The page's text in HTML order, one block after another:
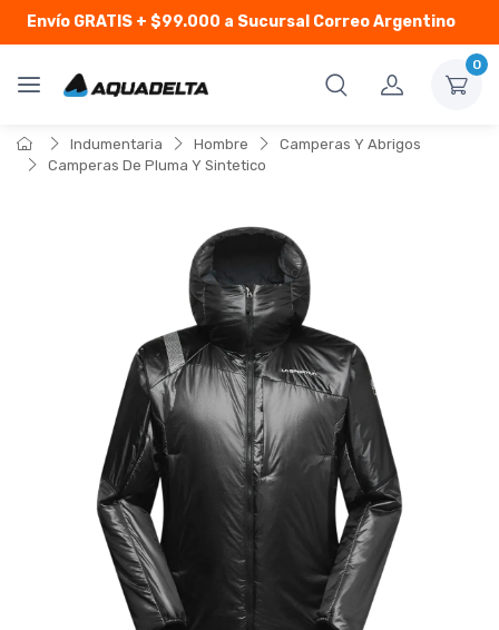
Envío GRATIS+ $99.000 a Sucursal Correo Argentino
0
Indumentaria Hombre
Camperas Y Abrigos
Camperas De Pluma Y Sintetico